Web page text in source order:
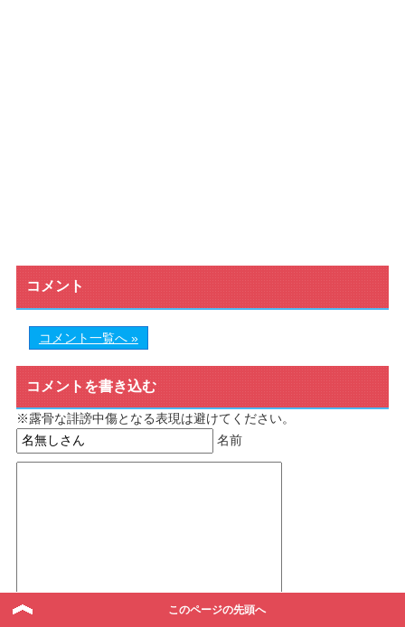
コメント
コメント一覧へ »
コメントを書き込む
※露骨な誹謗中傷となる表現は避けてください。
名前
このページの先頭へ